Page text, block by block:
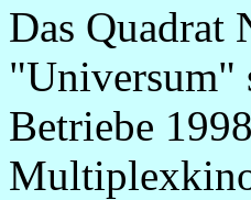
Das Quadrat
"Universum"
Betriebe